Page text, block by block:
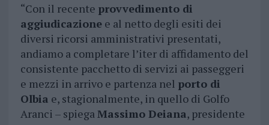
“Con il recente provvedimento di
aggiudicazionee al netto degli esiti dei
diversi ricorsi amministrativi presentati,
andiamo a completare l’iter di affidamento del
consistente pacchetto di servizi ai passeggeri
e mezzi in arrivo e partenza nel porto di
Olbia e, stagionalmente, in quello di Golfo
Aranci – spiega Massimo Deiana, presidente